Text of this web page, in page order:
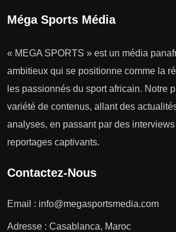
Méga Sports Média
« MEGA SPORTS » est un média
ambitieux qui se positionne comme la
les passionnés du sport africain. Notre
variété de contenus, allant des
analyses, en passant par des
reportages captivants.
Contactez-Nous
Email : info@megasportsmedia.com
Adresse : Casablanca, Maroc